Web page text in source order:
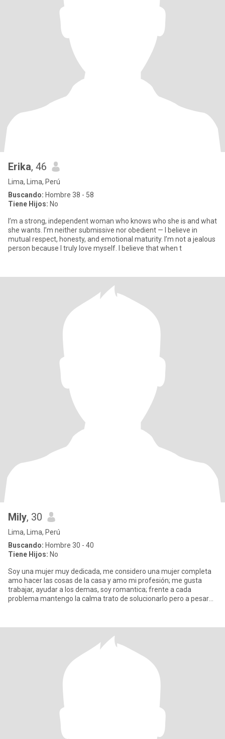
Erika, 46
Lima, Lima, Perú
Buscando: Hombre 38 - 58
Tiene Hijos: No
I’m a strong, independent woman who knows who she is and what
she wants. I’m neither submissive nor obedient — I believe in
mutual respect, honesty, and emotional maturity. I’m not a jealous
person because I truly love myself. I believe that when t
Mily, 30
Lima, Lima, Perú
Buscando: Hombre 30 - 40
Tiene Hijos: No
Soy una mujer muy dedicada, me considero una mujer completa
amo hacer las cosas de la casa y amo mi profesión; me gusta
trabajar, ayudar a los demas, soy romantica; frente a cada
problema mantengo la calma trato de solucionarlo pero a pesar